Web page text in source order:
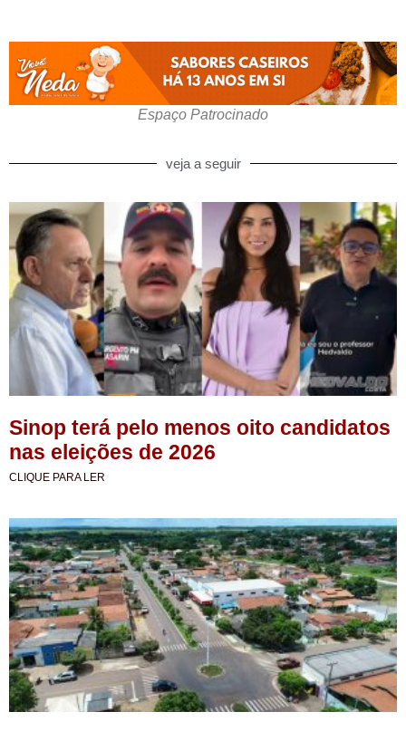
Espaço Patrocinado
veja a seguir
Sinop terá pelo menos oito candidatos
nas eleições de 2026
CLIQUE PARA LER